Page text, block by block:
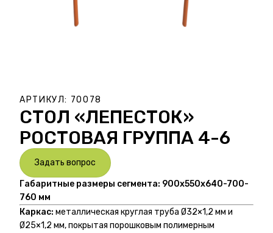
АРТИКУЛ: 70078
СТОЛ «ЛЕПЕСТОК»
РОСТОВАЯ ГРУППА 4-6
Задать вопрос
Габаритные размеры сегмента: 900х550х640-700-
760 мм
Каркас: металлическая круглая труба Ø32×1,2 мм и
Ø25×1,2 мм, покрытая порошковым полимерным